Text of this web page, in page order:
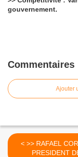
gouvernement.
Commentaires
Ajouter
< >> RAFAEL CORREA
PRESIDENT